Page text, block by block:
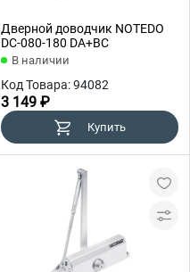
Дверной доводчик NOTEDO
DC-080-180 DA+BC
В наличии
Код Товара: 94082
3 149 ₽
Купить